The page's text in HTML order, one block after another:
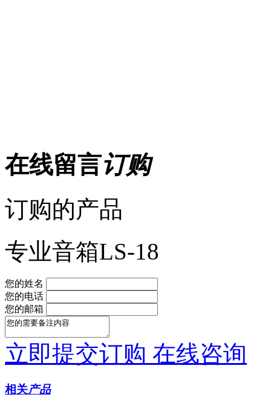
在线留言订购
订购的产品
专业音箱LS-18
您的姓名
您的电话
您的邮箱
立即提交订购 在线咨询
相关产品